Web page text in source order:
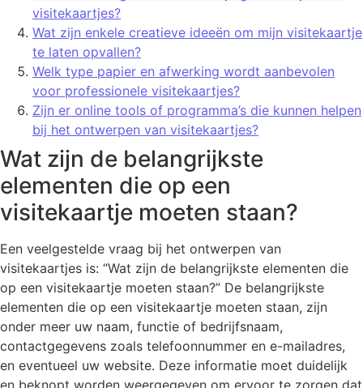
visitekaartjes?
Wat zijn enkele creatieve ideeën om mijn visitekaartje
te laten opvallen?
Welk type papier en afwerking wordt aanbevolen
voor professionele visitekaartjes?
Zijn er online tools of programma’s die kunnen helpen
bij het ontwerpen van visitekaartjes?
Wat zijn de belangrijkste
elementen die op een
visitekaartje moeten staan?
Een veelgestelde vraag bij het ontwerpen van
visitekaartjes is: “Wat zijn de belangrijkste elementen die
op een visitekaartje moeten staan?” De belangrijkste
elementen die op een visitekaartje moeten staan, zijn
onder meer uw naam, functie of bedrijfsnaam,
contactgegevens zoals telefoonnummer en e-mailadres,
en eventueel uw website. Deze informatie moet duidelijk
en beknopt worden weergegeven om ervoor te zorgen dat